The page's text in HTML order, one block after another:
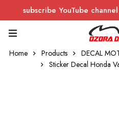
subscribe YouTube
facebook
OZORA DECAL Wrapping
Home Products DECAL
Sticker Decal Honda